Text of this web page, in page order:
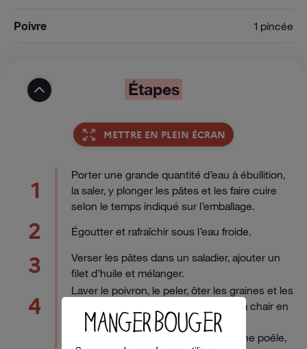
Poivre 1 pincée
Étapes
METTRE EN PLEIN ÉCRAN
1
Porter une grande quantité d’eau à ébullition,
la saler, y plonger les pâtes et les faire cuire
selon le temps indiqué sur l’emballage.
2 Égoutter et rafraîchir sous l’eau froide.
3
Verser les pâtes dans un saladier, ajouter un
filet d’huile et mélanger.
4
Laver le poivron, le peler, ôter les graines et les
membranes blanches puis détailler la chair en
dés.
Faire chauffer 1 c. à s. d’huile dans une poêle,